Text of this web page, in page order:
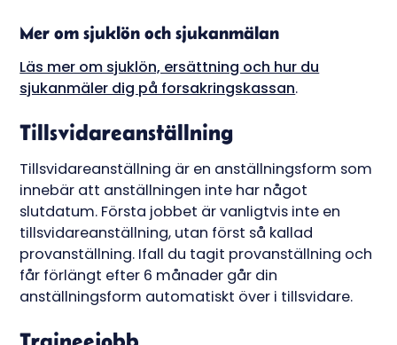
Mer om sjuklön och sjukanmälan
Läs mer om sjuklön, ersättning och hur du
sjukanmäler dig på forsakringskassan.
Tillsvidareanställning
Tillsvidareanställning är en anställningsform som
innebär att anställningen inte har något
slutdatum. Första jobbet är vanligtvis inte en
tillsvidareanställning, utan först så kallad
provanställning. Ifall du tagit provanställning och
får förlängt efter 6 månader går din
anställningsform automatiskt över i tillsvidare.